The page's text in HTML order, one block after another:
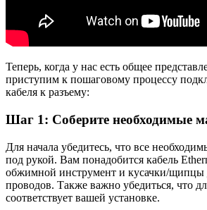
Теперь, когда у нас есть общее
приступим к пошаговому процессу
кабеля к разъему:
Шаг 1: Соберите необходимые
Для начала убедитесь, что все
под рукой. Вам понадобится кабель
обжимной инструмент и кусачки/щипцы
проводов. Также важно убедиться, что
соответствует вашей установке.